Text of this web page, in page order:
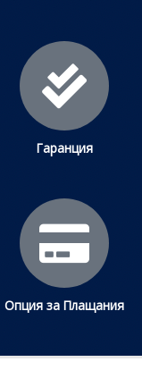
Гаранция
Опция за Плащания